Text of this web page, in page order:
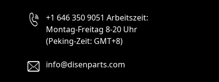
+1 646 350 9051 Arbeitszeit:
Montag-Freitag 8-20 Uhr
(Peking-Zeit: GMT+8)
info@disenparts.com